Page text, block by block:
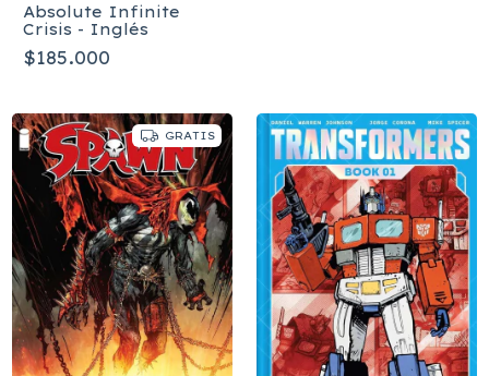
Absolute Infinite
Crisis - Inglés
$185.000
GRATIS